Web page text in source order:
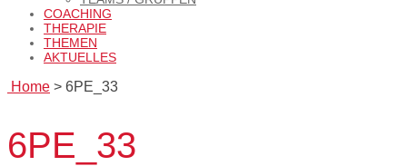
COACHING
THERAPIE
THEMEN
AKTUELLES
Home > 6PE_33
6PE_33